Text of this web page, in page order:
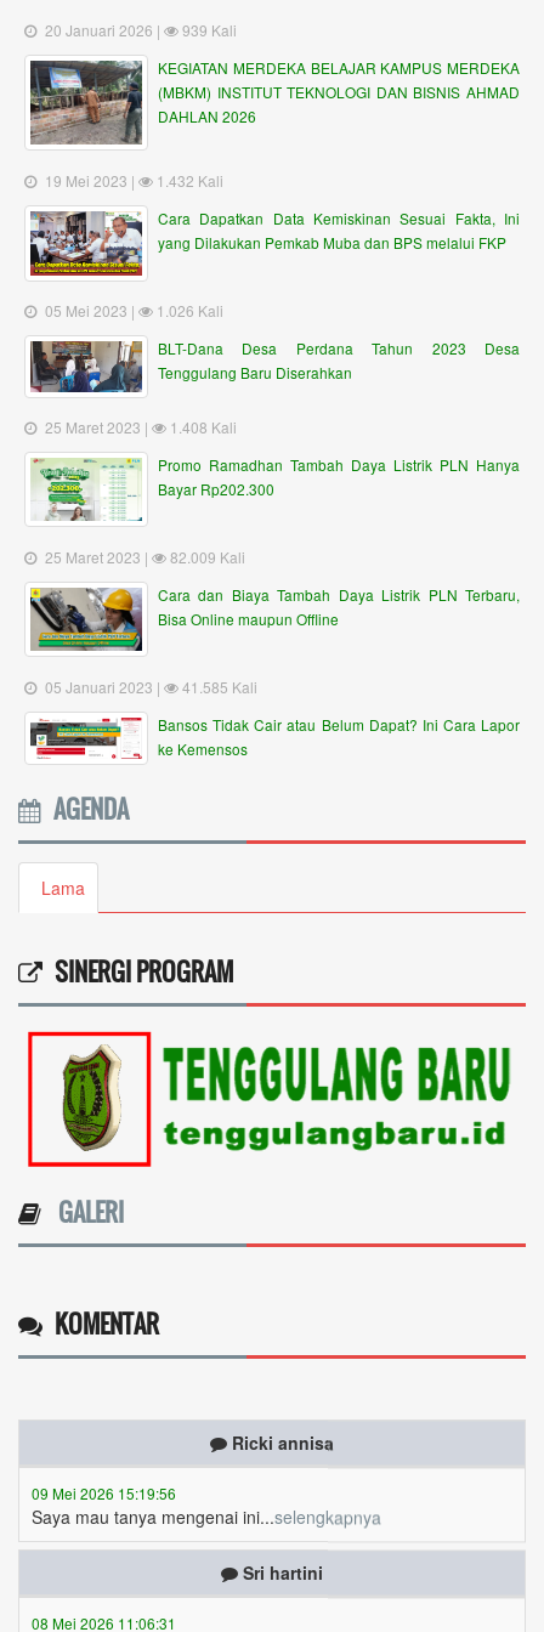
20 Januari 2026 |
939 Kali
KEGIATAN MERDEKA BELAJAR KAMPUS MERDEKA
(MBKM) INSTITUT TEKNOLOGI DAN BISNIS AHMAD
DAHLAN 2026
19 Mei 2023 |
1.432 Kali
Cara Dapatkan Data Kemiskinan Sesuai Fakta, Ini
yang Dilakukan Pemkab Muba dan BPS melalui FKP
05 Mei 2023 |
1.026 Kali
BLT-Dana Desa Perdana Tahun 2023 Desa
Tenggulang Baru Diserahkan
25 Maret 2023 |
1.408 Kali
Promo Ramadhan Tambah Daya Listrik PLN Hanya
Bayar Rp202.300
25 Maret 2023 |
82.009 Kali
Cara dan Biaya Tambah Daya Listrik PLN Terbaru,
Bisa Online maupun Offline
05 Januari 2023 |
41.585 Kali
Bansos Tidak Cair atau Belum Dapat? Ini Cara Lapor
ke Kemensos
AGENDA
Lama
SINERGI PROGRAM
GALERI
KOMENTAR
09 Mei 2026 15:19:56
Saya mau tanya mengenai ini...
Sri hartini
08 Mei 2026 11:06:31
Periode masih belum berubah masih Januari Maret